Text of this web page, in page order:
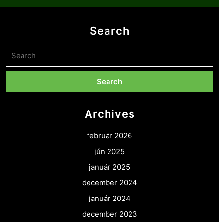
Search
for:
Archives
február 2026
jún 2025
január 2025
december 2024
január 2024
december 2023